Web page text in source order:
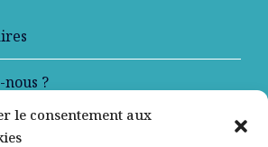
le consentement aux
nous ?